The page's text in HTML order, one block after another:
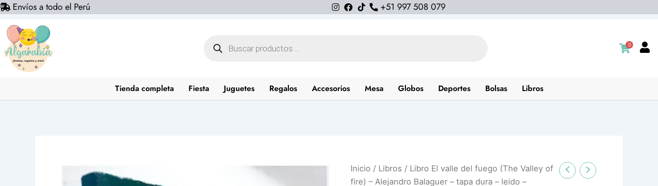
Ir
contenido
Envíos a todo el Perú +51 997 508 079
productos
0
Tienda completa Fiesta Juguetes Regalos Accesorios Mesa Globos Deportes Bolsas Libros
Inicio / Libros / Libro El valle del fuego (The Valley of
fire) – Alejandro Balaguer – tapa dura – leido –
Libro